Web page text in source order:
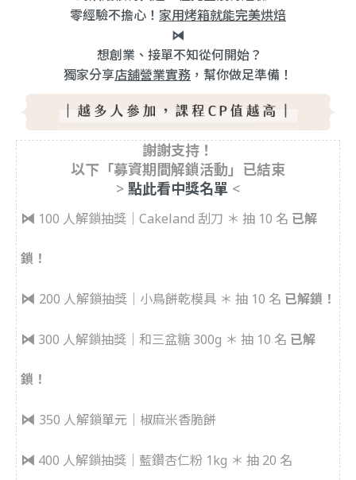
零經驗不擔心！ 家用烤箱就能完美烘焙
⧒
想創業、接單不知從何開始？
獨家分享店舖營業實務 ，幫你做足準備！
謝謝支持！
以下「募資期間解鎖活動」已結束
> 點此看中獎名單 <
⧒ 100 人解鎖抽獎｜Cakeland 刮刀 ＊ 抽 10 名 已解
鎖！
⧒ 200 人解鎖抽獎｜小鳥餅乾模具 ＊ 抽 10 名 已解鎖！
⧒ 300 人解鎖抽獎｜和三盆糖 300g ＊ 抽 10 名 已解
鎖！
⧒ 350 人解鎖單元｜椒麻米香脆餅
⧒ 400 人解鎖抽獎｜藍鑽杏仁粉 1kg ＊ 抽 20 名